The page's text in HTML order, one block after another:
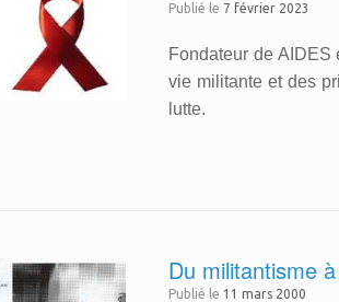
Publié le 7 février 2023
Fondateur de AIDES
vie militante et des
lutte.
Du militantisme
Publié le 11 mars 2000